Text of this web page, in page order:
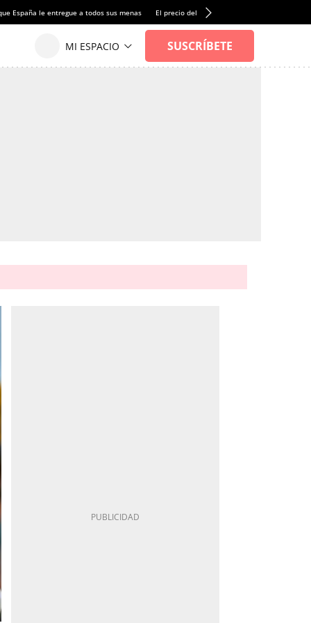
España le entregue a todos sus menas El precio del alquiler de vivienda baja por